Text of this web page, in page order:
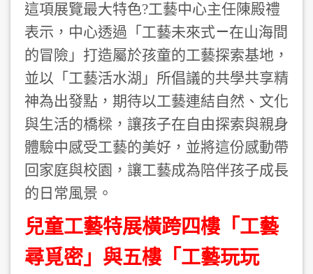
這項展覽最大特色?工藝中心主任陳殿禮
表示，中心透過「工藝未來式－在山海間
的冒險」打造屬於孩童的工藝探索基地，
並以「工藝活水湖」所倡議的共學共享精
神為出發點，期待以工藝連結自然、文化
與生活的橋樑，讓孩子在自由探索與親身
體驗中感受工藝的美好，並將這份感動帶
回家庭與校園，讓工藝成為陪伴孩子成長
的日常風景。
兒童工藝特展橫跨四樓「工藝
尋覓密」與五樓「工藝玩玩